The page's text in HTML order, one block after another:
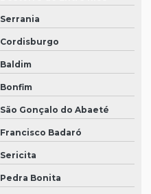
Serrania
Cordisburgo
Baldim
Bonfim
São Gonçalo do Abaeté
Francisco Badaró
Sericita
Pedra Bonita